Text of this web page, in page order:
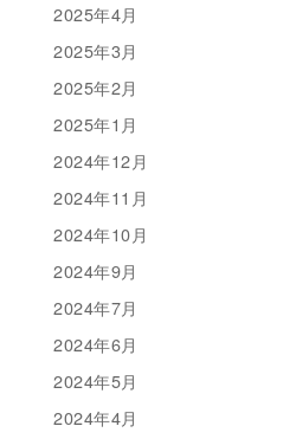
2025年4月
2025年3月
2025年2月
2025年1月
2024年12月
2024年11月
2024年10月
2024年9月
2024年7月
2024年6月
2024年5月
2024年4月